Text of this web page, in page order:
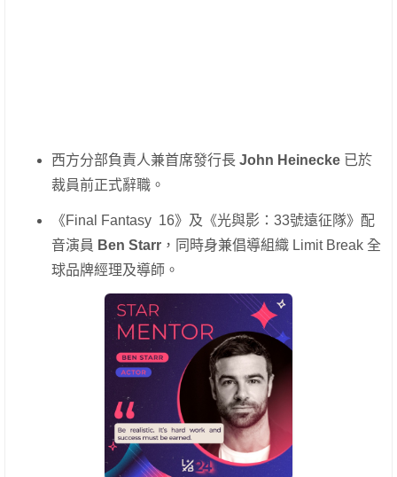
西方分部負責人兼首席發行長 John Heinecke 已於
裁員前正式辭職。
《Final Fantasy 16》及《光與影：33號遠征隊》配
音演員 Ben Starr ，同時身兼倡導組織 Limit Break 全
球品牌經理及導師。